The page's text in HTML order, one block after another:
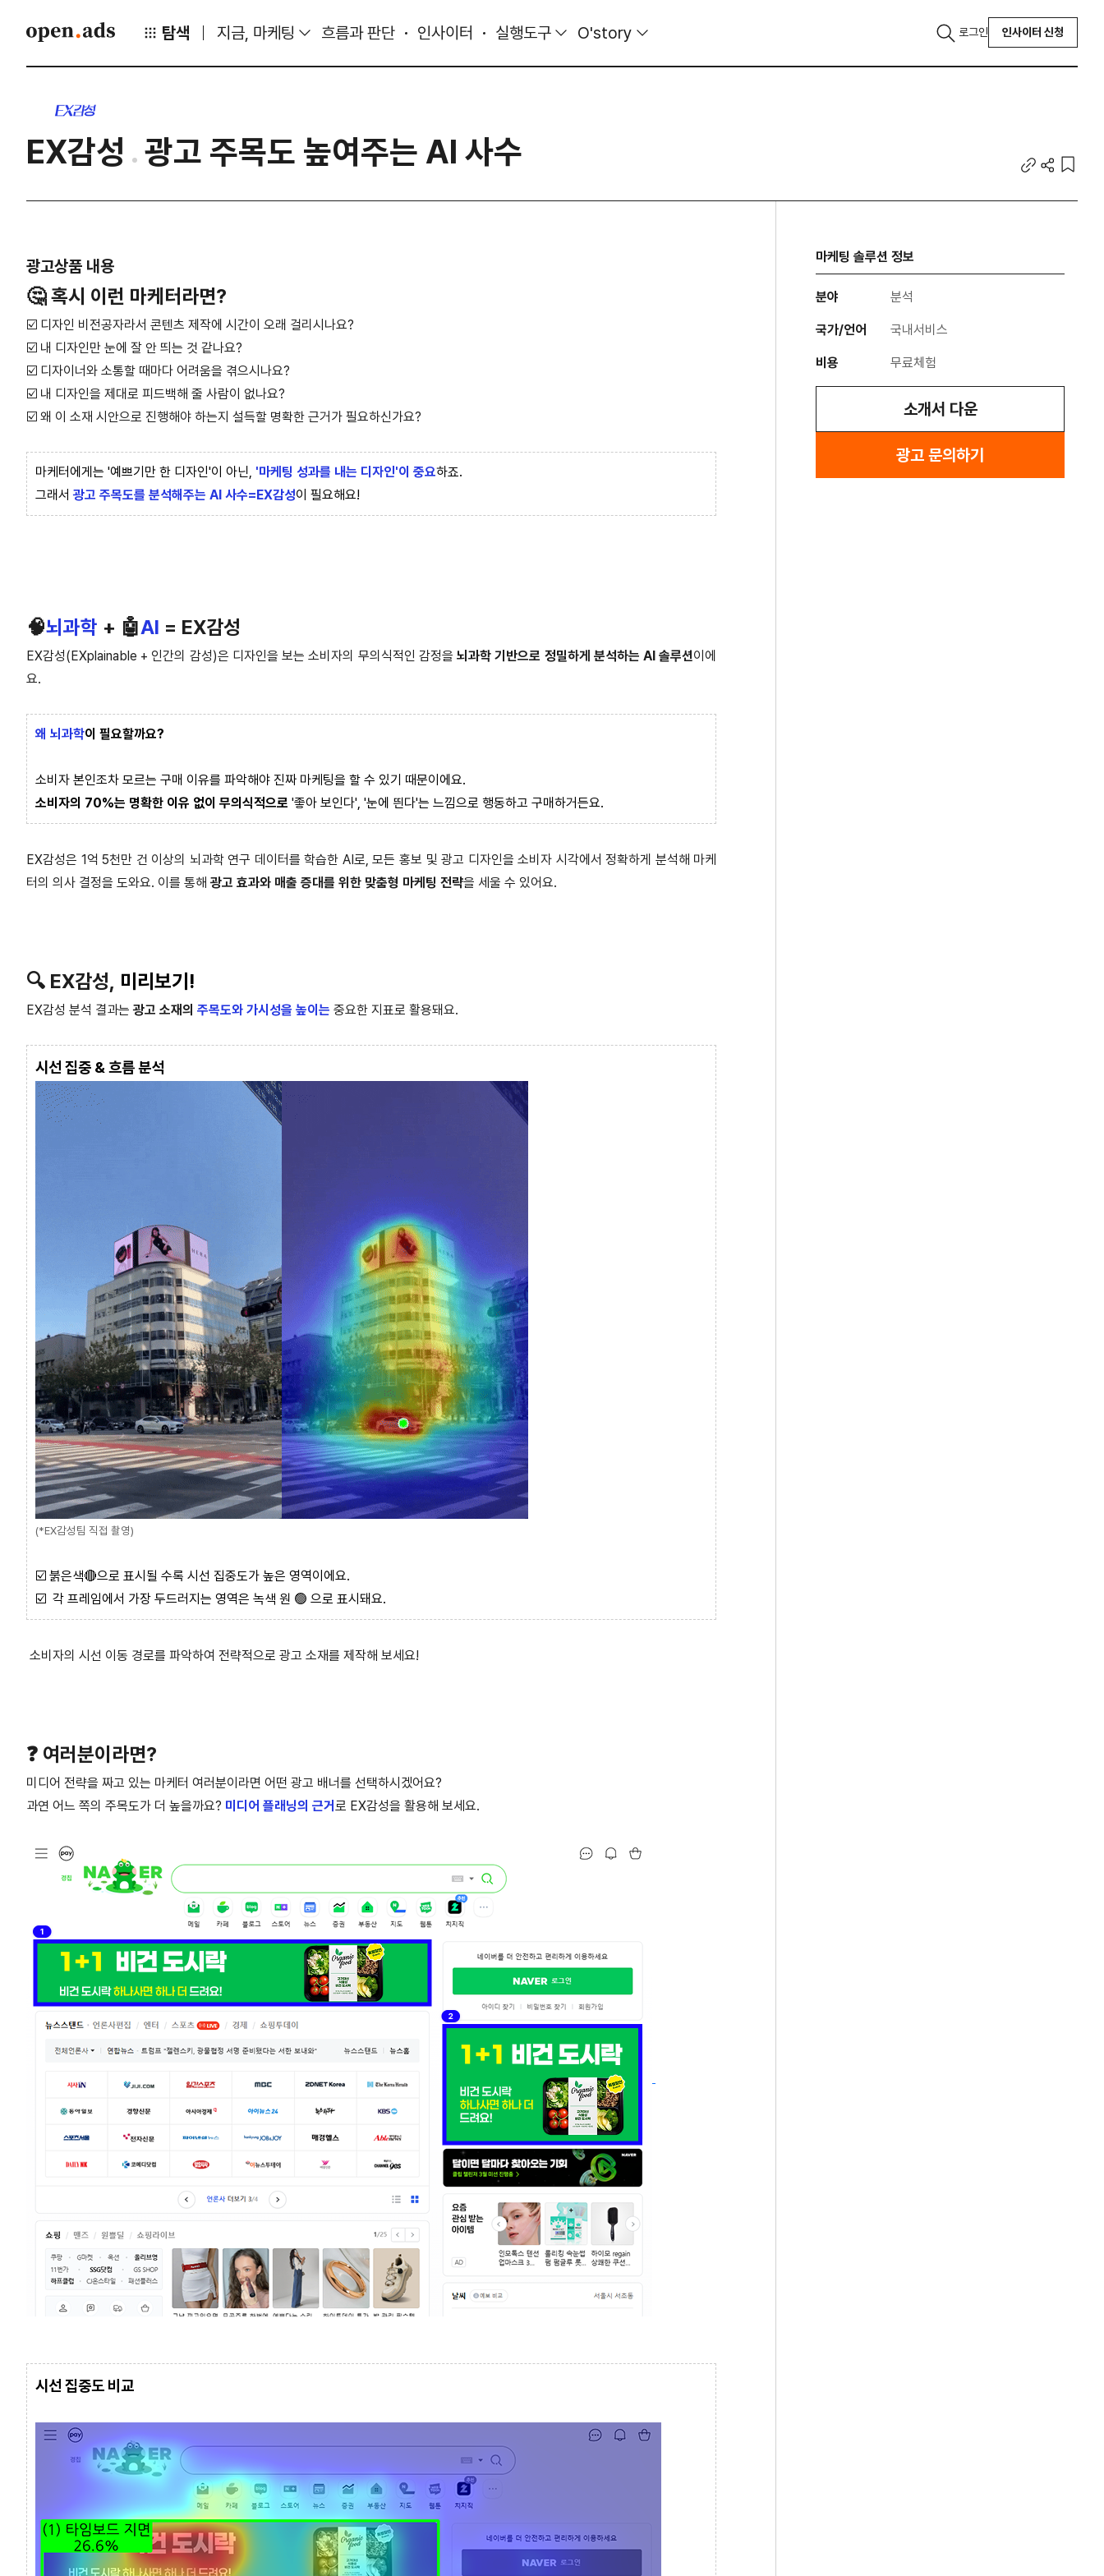
탐색 지금, 마케팅 흐름과 판단 인사이터 실행도구 O'story 로그인 인사이터 신청
EX감성 광고 주목도 높여주는 AI 사수
광고상품 내용
🤔혹시 이런 마케터라면?
☑️ 디자인 비전공자라서 콘텐츠 제작에 시간이 오래 걸리시나요?
☑️ 내 디자인만 눈에 잘 안 띄는 것 같나요?
☑️ 디자이너와 소통할 때마다 어려움을 겪으시나요?
☑️ 내 디자인을 제대로 피드백해 줄 사람이 없나요?
☑️ 왜 이 소재 시안으로 진행해야 하는지 설득할 명확한 근거가 필요하신가요?
마케터에게는 '예쁘기만 한 디자인'이 아닌, '마케팅 성과를 내는 디자인'이 중요하죠.
그래서 광고 주목도를 분석해주는 AI 사수=EX감성이 필요해요!
🧠뇌과학 + 🤖AI = EX감성
EX감성(EXplainable + 인간의 감성)은 디자인을 보는 소비자의 무의식적인 감정을뇌과학 기반으로 정밀하게 분석하는 AI 솔루션이에
요.
왜 뇌과학이 필요할까요?
소비자 본인조차 모르는 구매 이유를 파악해야 진짜 마케팅을 할 수 있기 때문이에요.
소비자의 70%는 명확한 이유 없이 무의식적으로 '좋아 보인다', '눈에 띈다'는 느낌으로 행동하고 구매하거든요.
EX감성은 1억 5천만 건 이상의 뇌과학 연구 데이터를 학습한 AI로,모든 홍보 및 광고 디자인을 소비자 시각에서 정확하게 분석해 마케
터의 의사 결정을 도와요. 이를 통해 광고 효과와 매출 증대를 위한 맞춤형 마케팅 전략을 세울 수 있어요.
🔍 EX감성, 미리보기!
EX감성 분석 결과는 광고 소재의 주목도와 가시성을 높이는 중요한 지표로 활용돼요.
시선 집중 & 흐름 분석
(*EX감성팀 직접 촬영)
☑️ 붉은색🔴으로 표시될 수록 시선 집중도가 높은 영역이에요.
☑️ 각 프레임에서 가장 두드러지는 영역은 녹색 원 🟢 으로 표시돼요.
소비자의 시선 이동 경로를 파악하여 전략적으로 광고 소재를 제작해 보세요!
❓ 여러분이라면?
미디어 전략을 짜고 있는 마케터 여러분이라면 어떤 광고 배너를 선택하시겠어요?
과연 어느 쪽의 주목도가 더 높을까요? 미디어 플래닝의 근거 로 EX감성을 활용해 보세요.
시선 집중도 비교
마케팅 솔루션 정보
분야 분석
국가/언어 국내서비스
비용 무료체험
소개서 다운
광고 문의하기